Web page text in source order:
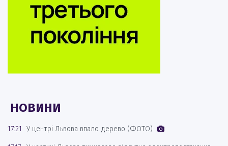
НОВИНИ
17:21 У центрі Львова впало дерево (ФОТО)